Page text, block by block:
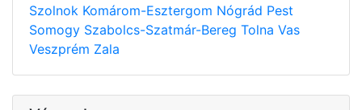
Szolnok Komárom-Esztergom Nógrád Pest
Somogy Szabolcs-Szatmár-Bereg Tolna Vas
Veszprém Zala